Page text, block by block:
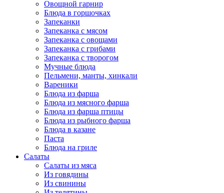
Овощной гарнир
Блюда в горшочках
Запеканки
Запеканка с мясом
Запеканка с овощами
Запеканка с грибами
Запеканка с творогом
Мучные блюда
Пельмени, манты, хинкали
Вареники
Блюда из фарша
Блюда из мясного фарша
Блюда из фарша птицы
Блюда из рыбного фарша
Блюда в казане
Паста
Блюда на гриле
Салаты
Салаты из мяса
Из говядины
Из свинины